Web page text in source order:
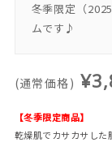
冬季限定（
ムです♪
(通常価格)
【冬季限定商品】
乾燥肌でカサカサした